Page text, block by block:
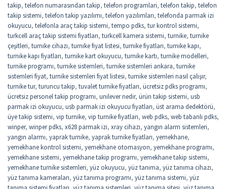
takip, telefon numarasından takip, telefon programlari, telefon takip, telefon
takip sistemi, telefon takip yazılımı, telefon yazılımları, telefonda parmak izi
okuyucu, telefonla araç takip sistemi, tempo pdks, tur kontrol sistemi,
turkcell araç takip sistemi fiyatları, turkcell kamera sistemi, turnike, turnike
çeşitleri, turnike cihazı, turnike fiyat listesi, turnike fiyatları, turnike kapı,
turnike kapı fiyatları, turnike kart okuyucu, turnike kartı, turnike modelleri,
turnike programı, turnike sistemleri, turnike sistemleri ankara, turnike
sistemleri fiyat, turnike sistemleri fiyat listesi, turnike sistemleri nasıl çalışır,
turnike tur, turuncu takip, tuvalet turnike fiyatları, ücretsiz pdks programı,
ücretsiz personel takip programı, unilever nedir, ürün takip sistemi, usb
parmak izi okuyucu, usb parmak izi okuyucu fiyatları, üst arama dedektörü,
üye takip sistemi, vip turnike, vip turnike fiyatları, web pdks, web tabanlı pdks,
winper, winper pdks, x628 parmak izi, xray cihazı, yangın alarm sistemleri,
yangın alarmı, yaprak turnike, yaprak turnike fiyatları, yemekhane,
yemekhane kontrol sistemi, yemekhane otomasyon, yemekhane programı,
yemekhane sistemi, yemekhane takip programı, yemekhane takip sistemi,
yemekhane turnike sistemleri, yüz okuyucu, yüz tanıma, yüz tanıma cihazı,
yüz tanıma kameraları, yüz tanıma programı, yüz tanıma sistemi, yüz